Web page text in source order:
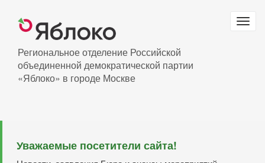
основному
Региональное отделение Российской
объединенной демократической партии
«Яблоко» в городе Москве
Уважаемые посетители сайта!